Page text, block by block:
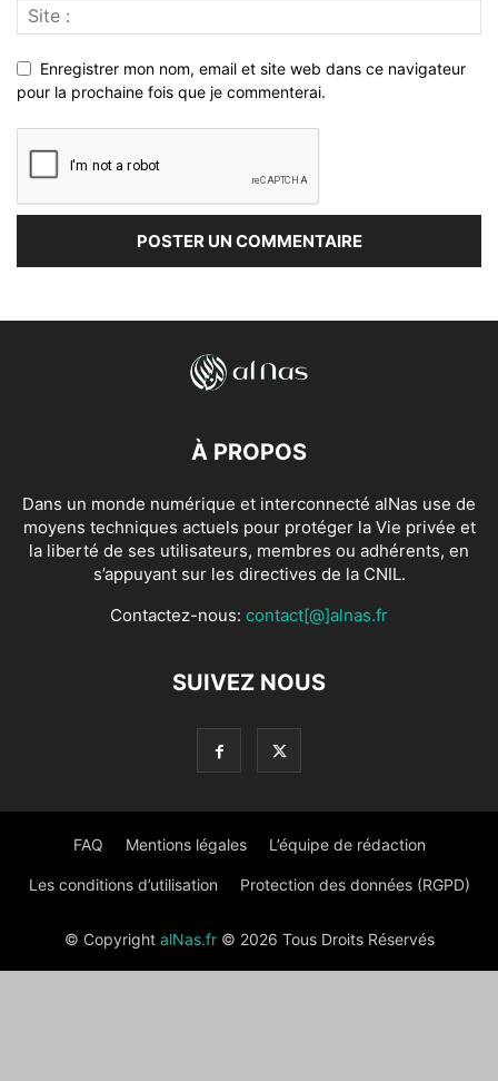
Enregistrer mon nom, email et site web dans ce navigateur
pour la prochaine fois que je commenterai.
À PROPOS
Dans un monde numérique et interconnecté alNas use de
moyens techniques actuels pour protéger la Vie privée et
la liberté de ses utilisateurs, membres ou adhérents, en
s’appuyant sur les directives de la CNIL.
Contactez-nous: contact[@]alnas.fr
SUIVEZ NOUS
FAQ Mentions légales L’équipe de rédaction
Les conditions d’utilisation Protection des données (RGPD)
© Copyright alNas.fr© 2026 Tous Droits Réservés